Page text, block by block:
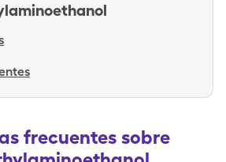
frecuentes sobre